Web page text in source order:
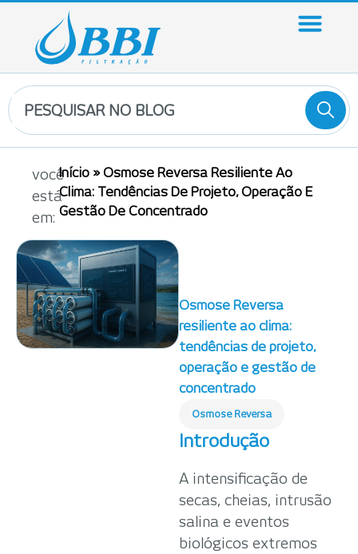
você
está
em:
Início» Osmose Reversa Resiliente Ao
Clima: Tendências De Projeto, Operação E
Gestão De Concentrado
Osmose Reversa
resiliente ao clima:
tendências de projeto,
operação e gestão de
concentrado
Osmose Reversa
Introdução
A intensificação de
secas, cheias, intrusão
salina e eventos
biológicos extremos